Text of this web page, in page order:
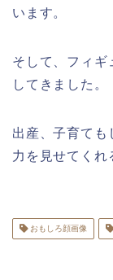
います。
そして、フィギ
してきました。
出産、子育ても
力を見せてくれ
おもしろ顔画像